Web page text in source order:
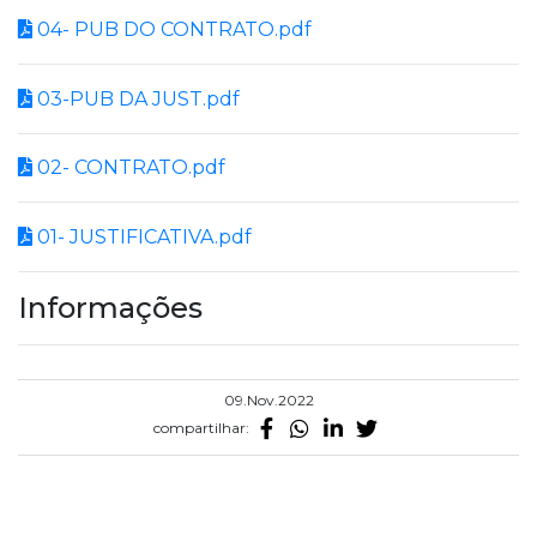
04- PUB DO CONTRATO.pdf
03-PUB DA JUST.pdf
02- CONTRATO.pdf
01- JUSTIFICATIVA.pdf
Informações
09.Nov.2022
compartilhar: